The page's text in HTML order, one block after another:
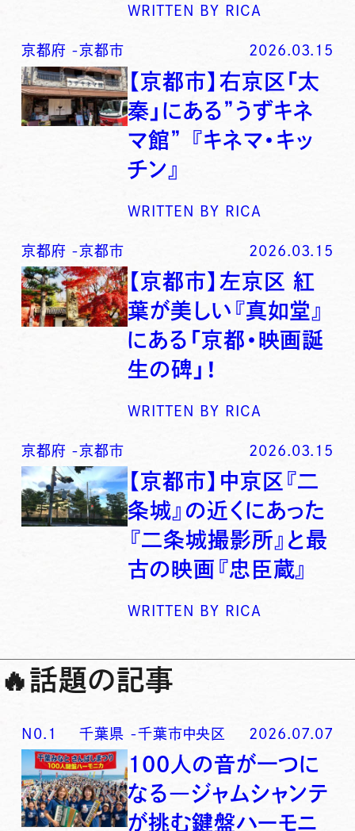
WRITTEN BY RICA
京都府 -京都市 2026.03.15
【京都市】右京区「太
秦」にある”うずキネ
マ館” 『キネマ・キッ
チン』
WRITTEN BY RICA
京都府 -京都市 2026.03.15
【京都市】左京区 紅
葉が美しい『真如堂』
にある「京都・映画誕
生の碑」！
WRITTEN BY RICA
京都府 -京都市 2026.03.15
【京都市】中京区『二
条城』の近くにあった
『二条城撮影所』と最
古の映画『忠臣蔵』
WRITTEN BY RICA
🔥話題の記事
N0. 1 千葉県 -千葉市中央区 2026.07.07
100人の音が一つに
なる―ジャムシャンテ
が挑む鍵盤ハーモニ